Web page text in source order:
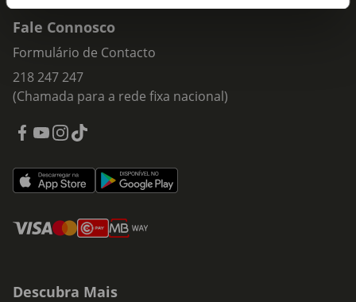
Fale Connosco
Formulário de Contacto
218 247 247
(Chamada para a rede fixa nacional)
Descubra Mais